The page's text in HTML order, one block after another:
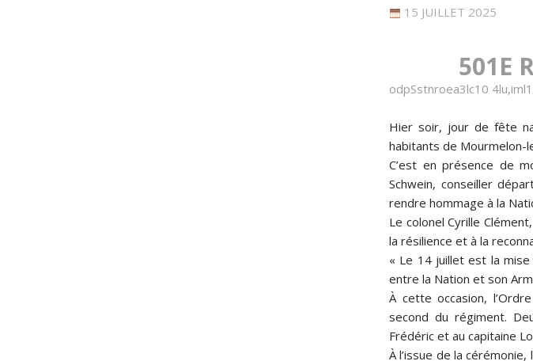
15 JUILLET 2025
501E
odpSstnroea3lc1 0 4lu,iml1
Hier soir, jour de fête
habitants de Mourmelon-
C’est en présence de
Schwein, conseiller
rendre hommage à la
Le colonel Cyrille
la résilience et à la
« Le 14 juillet est la mise
entre la Nation et son
À cette occasion,
second du régiment.
Frédéric et au capitaine
À l’issue de la